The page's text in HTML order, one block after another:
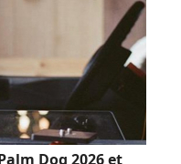
Dog 2026 et